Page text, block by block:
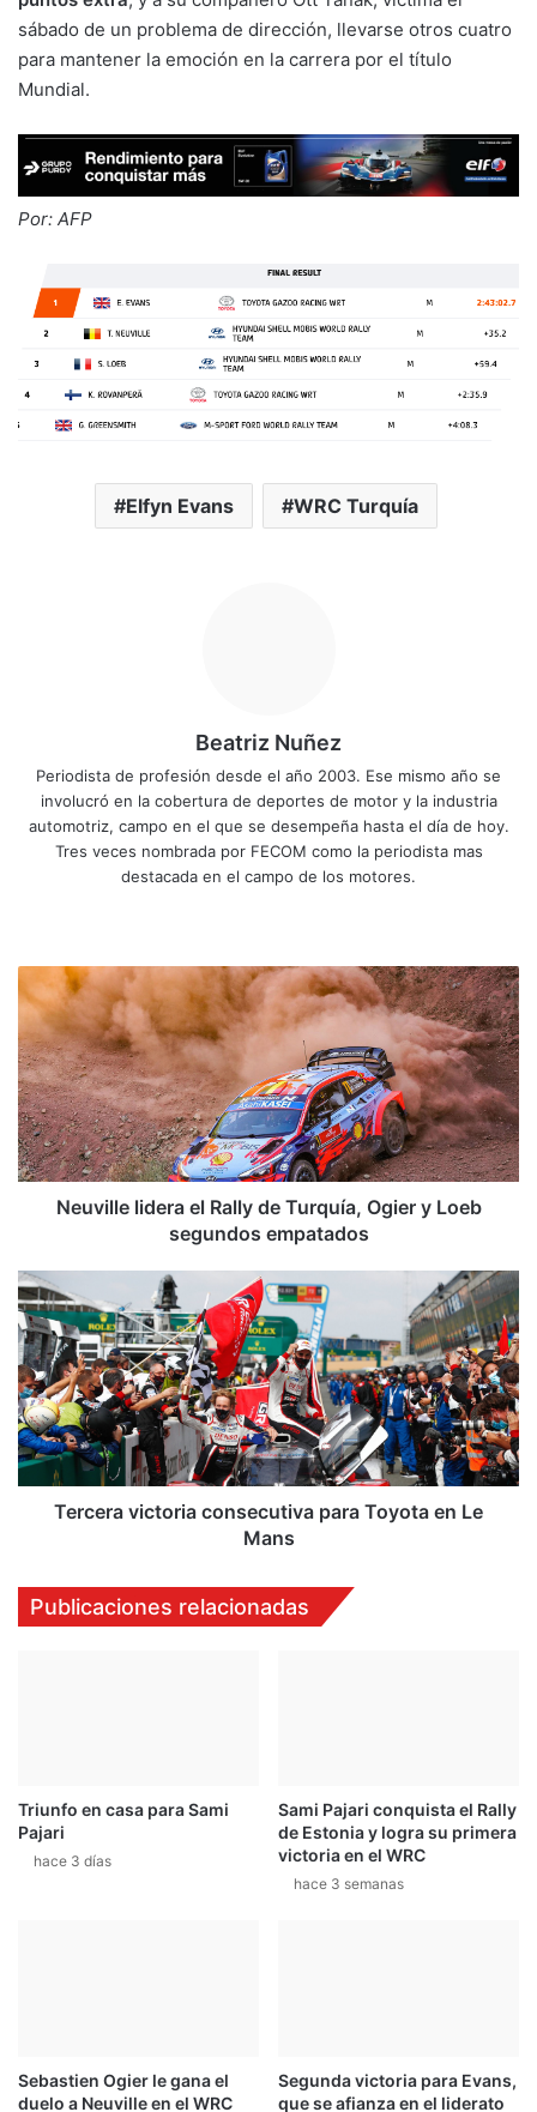
sábado de un problema de dirección, llevarse otros cuatro
para mantener la emoción en la carrera por el título
Mundial.
Por: AFP
Elfyn Evans WRC Turquía
Beatriz Nuñez
Periodista de profesión desde el año 2003. Ese mismo año se
involucró en la cobertura de deportes de motor y la industria
automotriz, campo en el que se desempeña hasta el día de hoy.
Tres veces nombrada por FECOM como la periodista mas
destacada en el campo de los motores.
Neuville
lidera
Rally
de
Turquía,
Ogier
y
Loeb
segundosNeuville lidera el Rally de Turquía, Ogier y Loeb
segundos empatados
Tercera
victoria
consecutiva
para
Toyota
en
Le
Mans
Tercera victoria consecutiva para Toyota en Le
Mans
Publicaciones relacionadas
Triunfo en casa para Sami
Pajari
hace 3 días
Sami Pajari conquista el Rally
de Estonia y logra su primera
victoria en el WRC
hace 3 semanas
Sebastien Ogier le gana el
duelo a Neuville en el WRC
Segunda victoria para Evans,
que se afianza en el liderato